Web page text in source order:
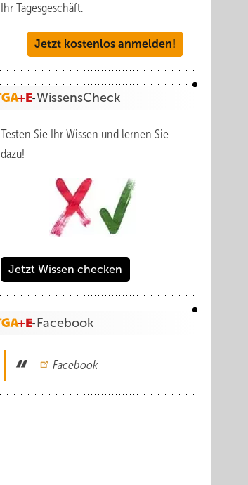
Ihr Tagesgeschäft.
Jetzt kostenlos anmelden!
WissensCheck
Testen Sie Ihr Wissen und lernen Sie
dazu!
Jetzt Wissen checken
Facebook
Facebook